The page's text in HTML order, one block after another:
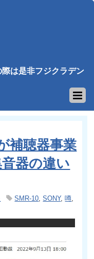
は是非フジクラデン
補聴器事業
器の違い
SMR-10 ,SONY,噂